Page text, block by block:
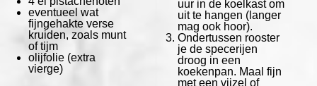
eventueel wat
fijngehakte verse
kruiden, zoals munt
of tijm
olijfolie (extra
vierge)
uur in de koelkast om
uit te hangen (langer
mag ook hoor).
Ondertussen rooster
je de specerijen
droog in een
koekenpan. Maal fijn
met een vijzel of